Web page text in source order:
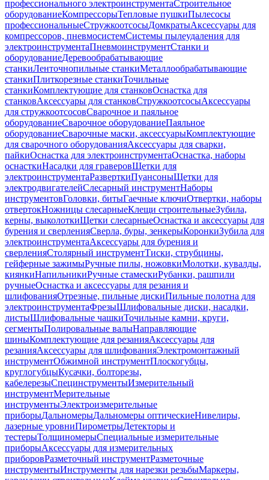
профессионального электроинструментаСтроительное
оборудованиеКомпрессорыТепловые пушкиПылесосы
профессиональныеСтружкоотсосыДомкратыАксессуары для
компрессоров, пневмосистемСистемы пылеудаления для
электроинструментаПневмоинструментСтанки и
оборудованиеДеревообрабатывающие
станкиЛенточнопильные станкиМеталлообрабатывающие
станкиПлиткорезные станкиТочильные
станкиКомплектующие для станковОснастка для
станковАксессуары для станковСтружкоотсосыАксессуары
для стружкоотсосовСварочное и паяльное
оборудованиеСварочное оборудованиеПаяльное
оборудованиеСварочные маски, аксессуарыКомплектующие
для сварочного оборудованияАксессуары для сварки,
пайкиОснастка для электроинструментаОснастка, наборы
оснасткиНасадки для граверовЩетки для
электроинструментаРазверткиПуансоныЩетки для
электродвигателейСлесарный инструментНаборы
инструментовГоловки, битыГаечные ключиОтвертки, наборы
отвертокНожницы слесарныеКлещи строительныеЗубила,
керны, выколоткиЩетки слесарныеОснастка и аксессуары для
бурения и сверленияСверла, буры, зенкерыКоронкиЗубила для
электроинструментаАксессуары для бурения и
сверленияСтолярный инструментТиски, струбцины,
гейферные зажимыРучные пилы, ножовкиМолотки, кувалды,
киянкиНапильникиРучные стамескиРубанки, рашпили
ручныеОснастка и аксессуары для резания и
шлифованияОтрезные, пильные дискиПильные полотна для
электроинструментаФрезыШлифовальные диски, насадки,
листыШлифовальные чашкиТочильные камни, круги,
сегментыПолировальные валыНаправляющие
шиныКомплектующие для резанияАксессуары для
резанияАксессуары для шлифованияЭлектромонтажный
инструментОбжимной инструментПлоскогубцы,
круглогубцыКусачки, болторезы,
кабелерезыСпецинструментыИзмерительный
инструментМерительные
инструментыЭлектроизмерительные
приборыДальномерыДальномеры оптическиеНивелиры,
лазерные уровниПирометрыДетекторы и
тестерыТолщиномерыСпециальные измерительные
приборыАксессуары для измерительных
приборовРазметочный инструментРазметочные
инструментыИнструменты для нарезки резьбыМаркеры,